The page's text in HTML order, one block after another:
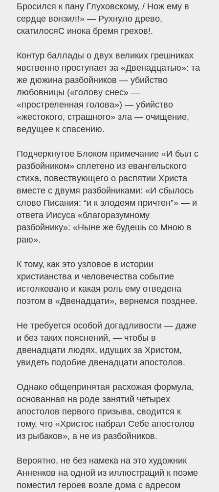
Бросился к пану Глуховскому, / Нож ему в
сердце вонзил!» — Рухнуло древо,
скатилосяС инока бремя грехов!.
Контур баллады о двух великих грешниках
явственно проступает за «Двенадцатью»: та
же дюжина разбойников — убийство
любовницы («голову снес» —
«простреленная голова») — убийство
«жестокого, страшного» зла — очищение,
ведущее к спасению.
Подчеркнутое Блоком примечание «И был с
разбойником» сплетено из евангельского
стиха, повествующего о распятии Христа
вместе с двумя разбойниками: «И сбылось
слово Писания: “и к злодеям причтен”» — и
ответа Иисуса «благоразумному
разбойнику»: «Ныне же будешь со Мною в
раю».
К тому, как это узловое в истории
христианства и человечества событие
истолковано и какая роль ему отведена
поэтом в «Двенадцати», вернемся позднее.
Не требуется особой догадливости — даже
и без таких пояснений, — чтобы в
двенадцати людях, идущих за Христом,
увидеть подобие двенадцати апостолов.
Однако общепринятая расхожая формула,
основанная на роде занятий четырех
апостолов первого призыва, сводится к
тому, что «Христос набрал Себе апостолов
из рыбаков», а не из разбойников.
Вероятно, не без намека на это художник
Анненков на одной из иллюстраций к поэме
поместил героев возле дома с адресом